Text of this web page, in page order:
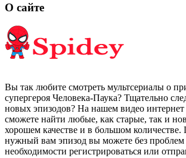
О сайте
Вы так любите смотреть мультсериалы о
супергероя Человека-Паука? Тщательно
новых эпизодов? На нашем видео интернет
сможете найти любые, как старые, так и
хорошем качестве и в большом количестве.
нужный вам эпизод вы можете без проблем
необходимости регистрироваться или